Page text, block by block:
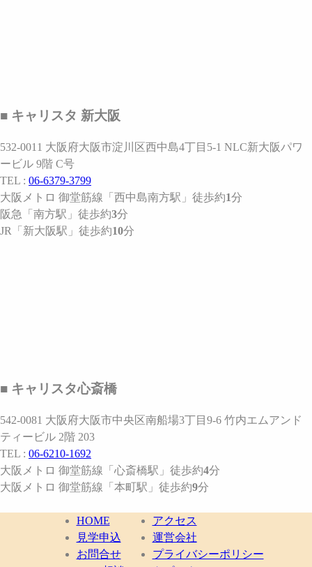
■ キャリスタ 新大阪
532-0011 大阪府大阪市淀川区西中島4丁目5-1 NLC新大阪パワ
ービル 9階 C号
TEL : 06-6379-3799
大阪メトロ 御堂筋線 「西中島南方駅」 徒歩約1分
阪急
「南方駅」 徒歩約3分
JR
「新大阪駅」 徒歩約10分
■ キャリスタ心斎橋
542-0081 大阪府大阪市中央区南船場3丁目9-6 竹内エムアンド
ティービル 2階 203
TEL : 06-6210-1692
大阪メトロ 御堂筋線 「心斎橋駅」 徒歩約4分
大阪メトロ 御堂筋線 「本町駅」 徒歩約9分
HOME
見学申込
お問合せ
アクセス
運営会社
プライバシーポリシー